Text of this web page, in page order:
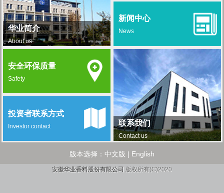
华业简介
About us
新闻中心
News
联系我们
Contact us
安全环保质量
Safety
投资者联系方式
Investor contact
版本选择： 中文版 | English
安徽华业香料股份有限公司 版权所有(C)2020